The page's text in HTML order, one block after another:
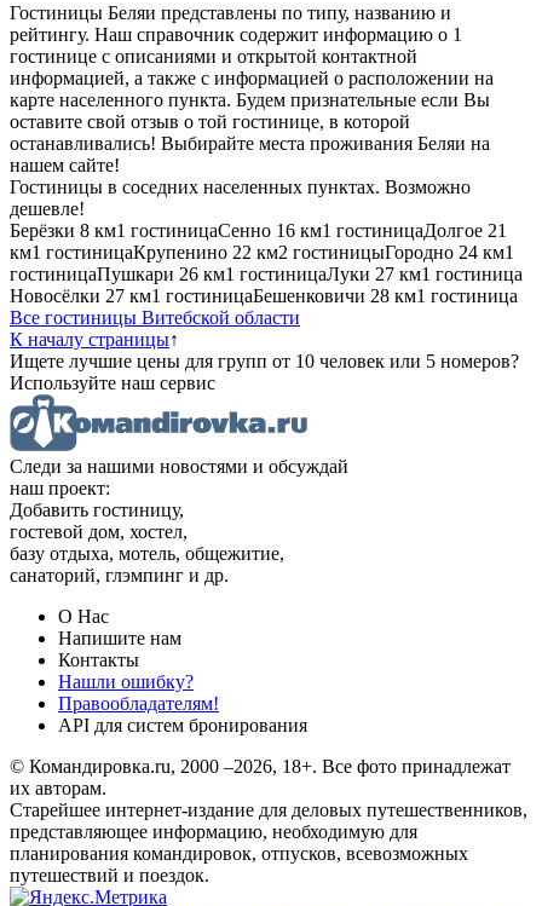
Гостиницы Беляи представлены по типу, названию и
рейтингу. Наш справочник содержит информацию о 1
гостинице с описаниями и открытой контактной
информацией, а также с информацией о расположении на
карте населенного пункта. Будем признательные если Вы
оставите свой отзыв о той гостинице, в которой
останавливались! Выбирайте места проживания Беляи на
нашем сайте!
Гостиницы в соседних населенных пунктах. Возможно
дешевле!
Берёзки 8 км1 гостиницаСенно 16 км1 гостиницаДолгое 21
км1 гостиницаКрупенино 22 км2 гостиницыГородно 24 км1
гостиницаПушкари 26 км1 гостиницаЛуки 27 км1 гостиница
Новосёлки 27 км1 гостиницаБешенковичи 28 км1 гостиница
Все гостиницы Витебской области
К началу страницы↑
Ищете лучшие цены для групп от 10 человек или 5 номеров?
Используйте наш сервис
Следи за нашими новостями и обсуждай
наш проект:
Добавить гостиницу,
гостевой дом, хостел,
базу отдыха, мотель, общежитие,
санаторий, глэмпинг и др.
О Нас
Напишите нам
Контакты
Нашли ошибку?
Правообладателям!
API для систем бронирования
© Командировка.ru, 2000 –2026, 18+. Все фото принадлежат
их авторам.
Старейшее интернет-издание для деловых путешественников,
представляющее информацию, необходимую для
планирования командировок, отпусков, всевозможных
путешествий и поездок.